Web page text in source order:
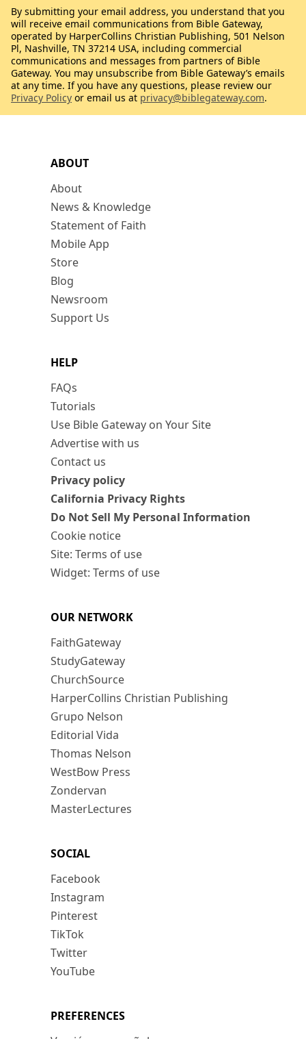
ABOUT
About
News & Knowledge
Statement of Faith
Mobile App
Store
Blog
Newsroom
Support Us
HELP
FAQs
Tutorials
Use Bible Gateway on Your Site
Advertise with us
Contact us
Privacy policy
California Privacy Rights
Do Not Sell My Personal Information
Cookie notice
Site: Terms of use
Widget: Terms of use
OUR NETWORK
FaithGateway
StudyGateway
ChurchSource
HarperCollins Christian Publishing
Grupo Nelson
Editorial Vida
Thomas Nelson
WestBow Press
Zondervan
MasterLectures
SOCIAL
Facebook
Instagram
Pinterest
TikTok
Twitter
YouTube
PREFERENCES
By submitting your email address, you understand that you
will receive email communications from Bible Gateway,
operated by HarperCollins Christian Publishing, 501 Nelson
Pl, Nashville, TN 37214 USA, including commercial
communications and messages from partners of Bible
Gateway. You may unsubscribe from Bible Gateway’s emails
at any time. If you have any questions, please review our
Privacy Policy or email us at privacy@biblegateway.com.